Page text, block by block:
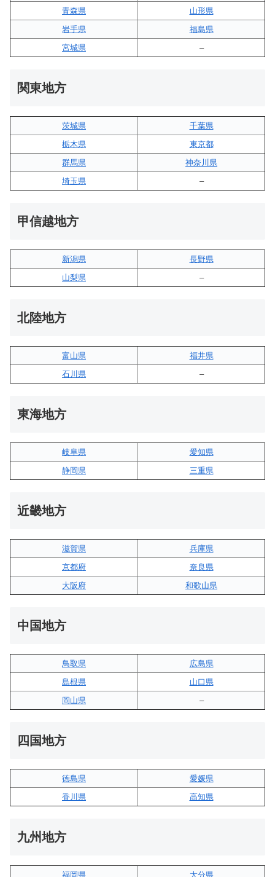
青森県
山形県
岩手県
福島県
宮城県
–
関東地方
茨城県
千葉県
栃木県
東京都
群馬県
神奈川県
埼玉県
–
甲信越地方
新潟県
長野県
山梨県
–
北陸地方
富山県
福井県
石川県
–
東海地方
岐阜県
愛知県
静岡県
三重県
近畿地方
滋賀県
兵庫県
京都府
奈良県
大阪府
和歌山県
中国地方
鳥取県
広島県
島根県
山口県
岡山県
–
四国地方
徳島県
愛媛県
香川県
高知県
九州地方
福岡県 大分県